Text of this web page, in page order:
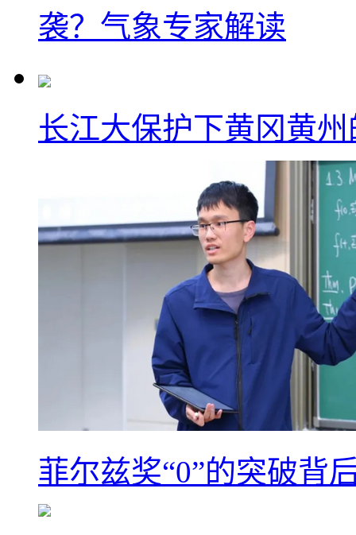
袭？气象专家解读
长江大保护下黄冈黄
菲尔兹奖“0”的突破背